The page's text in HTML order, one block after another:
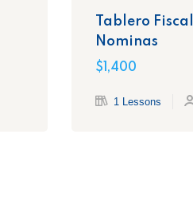
Tablero
Nominas
$1,400
1 Lessons